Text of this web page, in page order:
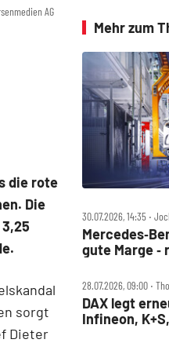
AG
die rote
Die
sorgt
Dieter
Mehr zum
30.07.2026, 14:35 ‧
gute Marge ‑
28.07.2026, 09:00 ‧
DAX legt
Infineon,